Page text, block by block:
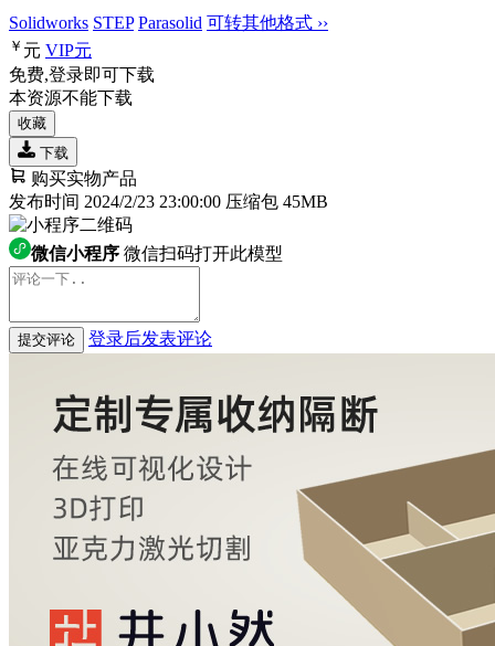
Solidworks STEP Parasolid 可转其他格式 ››
￥ 元 VIP元
免费,登录即可下载
本资源不能下载
收藏
下载
购买实物产品
发布时间 2024/2/23 23:00:00 压缩包 45MB
微信小程序 微信扫码打开此模型
提交评论 登录后发表评论